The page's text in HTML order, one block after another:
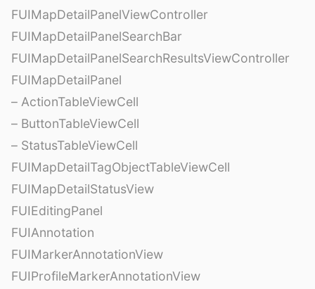
FUIMapDetailPanelViewController
FUIMapDetailPanelSearchBar
FUIMapDetailPanelSearchResultsViewController
FUIMapDetailPanel
– ActionTableViewCell
– ButtonTableViewCell
– StatusTableViewCell
FUIMapDetailTagObjectTableViewCell
FUIMapDetailStatusView
FUIEditingPanel
FUIAnnotation
FUIMarkerAnnotationView
FUIProfileMarkerAnnotationView